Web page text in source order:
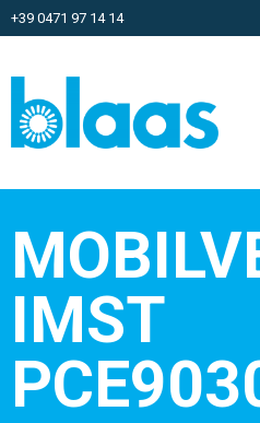
+39 0471 97 14 14
IMST